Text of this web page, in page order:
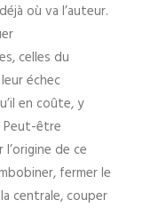
où va l’auteur.
celles du
échec
en coûte, y
Peut-être
de ce
fermer le
centrale, couper